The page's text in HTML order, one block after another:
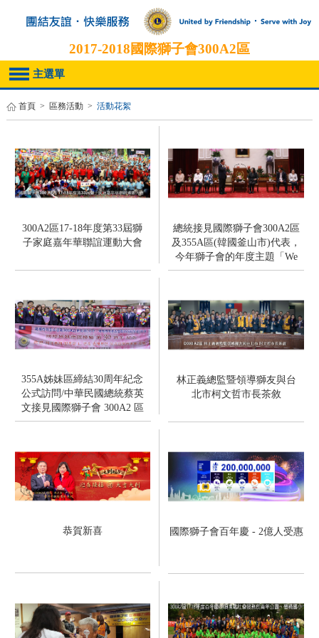
2017-2018國際獅子會300A2區
主選單
首頁 > 區務活動 > 活動花絮
300A2區17-18年度第33屆獅
子家庭嘉年華聯誼運動大會
總統接見國際獅子會300A2區
及355A區(韓國釜山市)代表，
今年獅子會的年度主題「We
Serve」，總統期盼未來台灣的
話，讓各國看見臺灣的力量
355A姊妹區締結30周年紀念
公式訪問/中華民國總統蔡英
文接見國際獅子會 300A2 區
及 355A 區韓國釜山市代表
林正義總監暨領導獅友與台
北市柯文哲市長茶敘
恭賀新喜 國際獅子會百年慶 - 2億人受惠